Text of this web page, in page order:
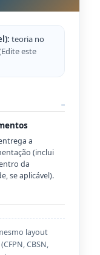
teoria no
este
a
(inclui
da
se aplicável).
layout
CBSN,